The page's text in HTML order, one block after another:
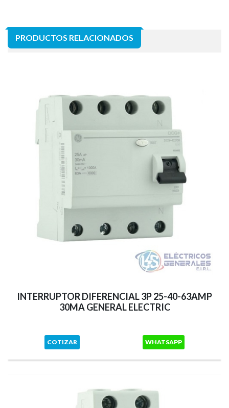
PRODUCTOS RELACIONADOS
INTERRUPTOR DIFERENCIAL 3P 25-40-63AMP
30MA GENERAL ELECTRIC
COTIZAR WHATSAPP